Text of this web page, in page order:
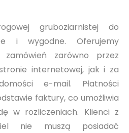
gruboziarnistej do
i wygodne. Oferujemy
zamówień zarówno przez
internetowej, jak i za
e-mail. Płatności
faktury, co umożliwia
w rozliczeniach. Klienci z
nie muszą posiadać